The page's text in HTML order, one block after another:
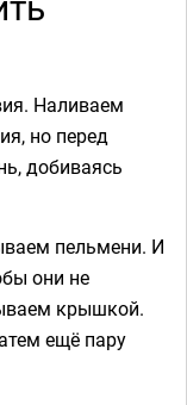
Наливаем
но перед
добиваясь
пельмени. И
они не
крышкой.
ещё пару